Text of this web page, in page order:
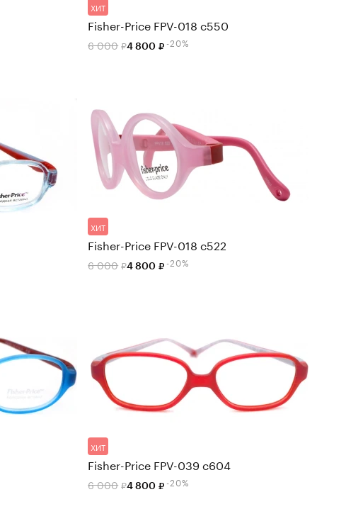
ХИТ
Fisher-Price FPV-018 c550
6 000 4 800 -20%
ХИТ
Fisher-Price FPV-018 c522
6 000 4 800 -20%
ХИТ
Fisher-Price FPV-039 c604
6 000 4 800 -20%